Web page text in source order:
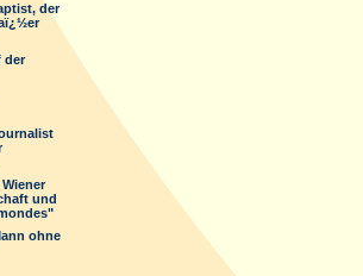
der
der
und
ohne